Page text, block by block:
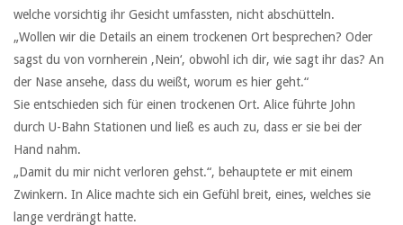
welche vorsichtig ihr Gesicht umfassten, nicht abschütteln.
„Wollen wir die Details an einem trockenen Ort besprechen? Oder
sagst du von vornherein ‚Nein‘, obwohl ich dir, wie sagt ihr das? An
der Nase ansehe, dass du weißt, worum es hier geht.“
Sie entschieden sich für einen trockenen Ort. Alice führte John
durch U-Bahn Stationen und ließ es auch zu, dass er sie bei der
Hand nahm.
„Damit du mir nicht verloren gehst.“, behauptete er mit einem
Zwinkern. In Alice machte sich ein Gefühl breit, eines, welches sie
lange verdrängt hatte.